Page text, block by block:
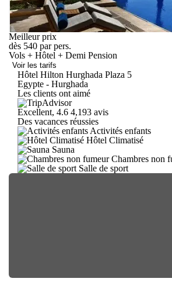
Meilleur prix
dès 540 par pers.
Vols + Hôtel + Demi Pension
Voir les tarifs
Hôtel Hilton Hurghada Plaza 5
Egypte - Hurghada
Les clients ont aimé
Excellent, 4.6 4,193 avis
Des vacances réussies
Activités enfants
Hôtel Climatisé
Sauna
Chambres non
Salle de sport